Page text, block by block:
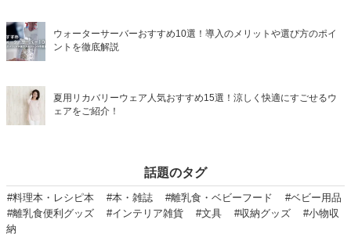
ウォーターサーバーおすすめ10選！導入のメリットや選び方のポイ
ントを徹底解説
夏用リカバリーウェア人気おすすめ15選！涼しく快適にすごせるウ
ェアをご紹介！
話題のタグ
#料理本・レシピ本 #本・雑誌 #離乳食・ベビーフード
#ベビー用品
#離乳食便利グッズ
#インテリア雑貨 #文具 #収納グッズ
#小物収
納